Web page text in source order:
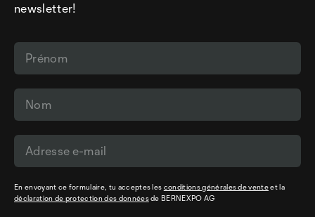
newsletter!
En envoyant ce formulaire, tu acceptes les conditions générales de venteet la
déclaration de protection des donnéesde BERNEXPO AG